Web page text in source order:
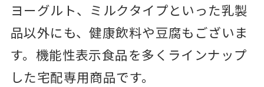
ヨーグルト、ミルクタイプといった乳製
品以外にも、健康飲料や豆腐もございま
す。機能性表示食品を多くラインナップ
した宅配専用商品です。